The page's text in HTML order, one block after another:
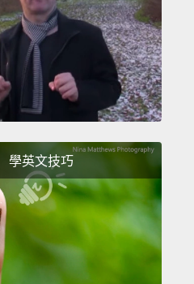
and propionic
Some studies
acid,
But the results aren't
seem to perfectly safe.
苯甲酸、起司中的山梨
嗎？有一些研究指出，
不過研究結果並非定
。
add a lot of sugar, like
學英文技巧